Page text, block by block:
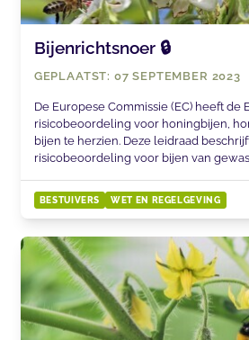
Bijenrichtsnoer 🔒
GEPLAATST: 07 SEPTEMBER 2023
De Europese Commissie (EC) heeft de
risicobeoordeling voor honingbijen,
bijen te herzien. Deze leidraad
risicobeoordeling voor bijen van
BESTUIVERS WET EN REGELGEVING